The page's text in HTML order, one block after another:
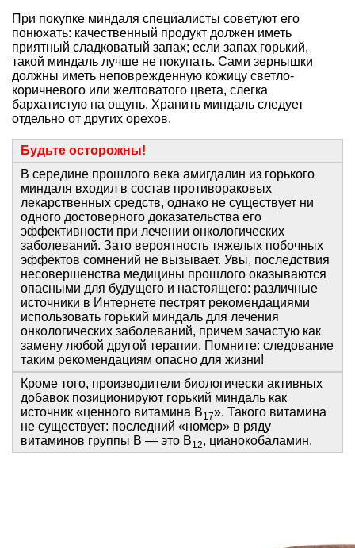
При покупке миндаля специалисты советуют его
понюхать: качественный продукт должен иметь
приятный сладковатый запах; если запах горький,
такой миндаль лучше не покупать. Сами зернышки
должны иметь неповрежденную кожицу светло-
коричневого или желтоватого цвета, слегка
бархатистую на ощупь. Хранить миндаль следует
отдельно от других орехов.
Будьте осторожны!
В середине прошлого века амигдалин из горького
миндаля входил в состав противораковых
лекарственных средств, однако не существует ни
одного достоверного доказательства его
эффективности при лечении онкологических
заболеваний. Зато вероятность тяжелых побочных
эффектов сомнений не вызывает. Увы, последствия
несовершенства медицины прошлого оказываются
опасными для будущего и настоящего: различные
источники в Интернете пестрят рекомендациями
использовать горький миндаль для лечения
онкологических заболеваний, причем зачастую как
замену любой другой терапии. Помните: следование
таким рекомендациям опасно для жизни!
Кроме того, производители биологически активных
добавок позиционируют горький миндаль как
источник «ценного витамина В17». Такого витамина
не существует: последний «номер» в ряду
витаминов группы В — это В12, цианокобаламин.